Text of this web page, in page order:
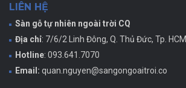
LIÊN HỆ
Sàn gỗ tự nhiên ngoài trời CQ
Địa chỉ: 7/6/2 Linh Đông, Q. Thủ Đức, Tp. HCM
Hotline: 093.641.7070
Email: quan.nguyen@sangongoaitroi.co